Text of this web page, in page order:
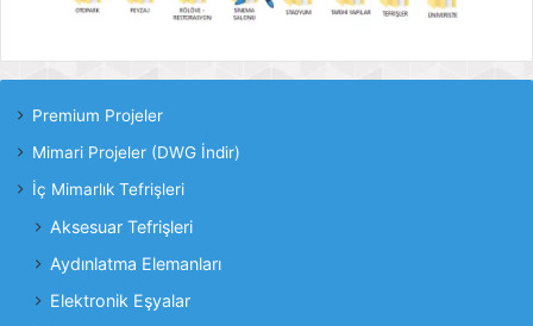
Premium Projeler
Mimari Projeler (DWG İndir)
İç Mimarlık Tefrişleri
Aksesuar Tefrişleri
Aydınlatma Elemanları
Elektronik Eşyalar